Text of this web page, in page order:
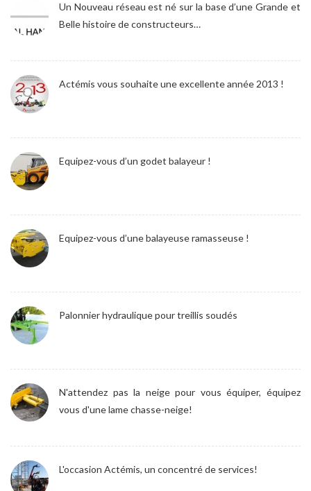
Un Nouveau réseau est né sur la base d’une Grande et
Belle histoire de constructeurs…
Actémis vous souhaite une excellente année 2013 !
Equipez-vous d’un godet balayeur !
Equipez-vous d’une balayeuse ramasseuse !
Palonnier hydraulique pour treillis soudés
N'attendez pas la neige pour vous équiper, équipez
vous d'une lame chasse-neige!
L'occasion Actémis, un concentré de services!